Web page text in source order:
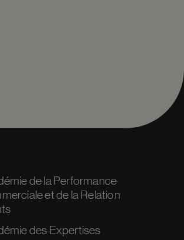
de la Performance
et de la Relation
des Expertises